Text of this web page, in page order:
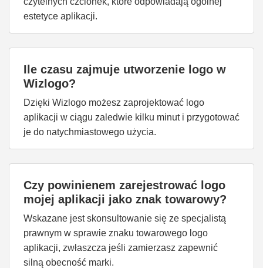
estetyce aplikacji.
Ile czasu zajmuje utworzenie logo w
Wizlogo?
Dzięki Wizlogo możesz zaprojektować logo
aplikacji w ciągu zaledwie kilku minut i przygotować
je do natychmiastowego użycia.
Czy powinienem zarejestrować logo
mojej aplikacji jako znak towarowy?
Wskazane jest skonsultowanie się ze specjalistą
prawnym w sprawie znaku towarowego logo
aplikacji, zwłaszcza jeśli zamierzasz zapewnić
silną obecność marki.